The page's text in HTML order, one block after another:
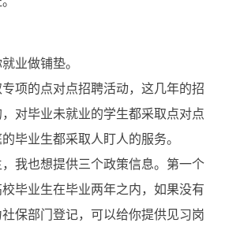
业做铺垫。
的点对点招聘活动，这几年的招
对毕业未就业的学生都采取点对点
毕业生都采取人盯人的服务。
也想提供三个政策信息。第一个
毕业生在毕业两年之内，如果没有
保部门登记，可以给你提供见习岗